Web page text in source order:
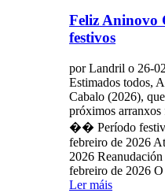
Feliz Aninovo
festivos
por Landril o 26-
Estimados todos,
Cabalo (2026),
próximos
�� Período
febreiro de 2026
2026
febreiro de 2026
Ler máis